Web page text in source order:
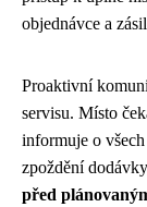
objednávce a
Proaktivní
servisu. Místo
informuje o
zpoždění
před